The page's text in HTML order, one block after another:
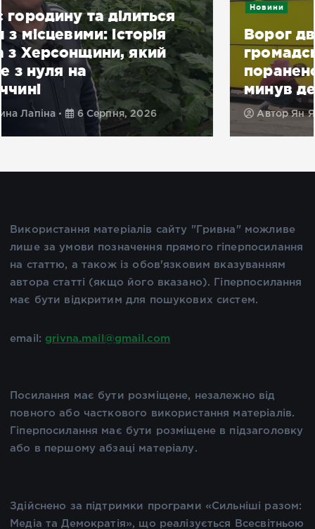
Новини
Ворог двічі атакував
громадський транспорт,
поранено понад 20 людей: як
минув день на Херсонщині
АвторЯн Ярчук 6 Серпня, 2026
Використання матеріалів сайту "Гривна" можливе
лише за умови позначення прямого гіперпосилання
на статтю, а також із обов'язковим вказуванням
автора статті (якщо його вказано). Гіперпосилання
має бути відкритим для пошукових систем.
email: grivna.mail@gmail.com
Посилання має бути розміщене, незалежно від
повного або часткового використання матеріалів.
Гіперпосилання має бути розміщене в підзаголовку
або в першому абзаці матеріалу.
Здійснено за підтримки програми «Сильніші разом:
Медіа та Демократія», що реалізується Всесвітньою